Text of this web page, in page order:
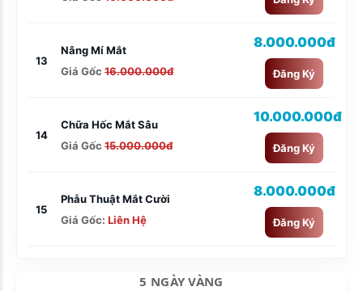
13
Nâng Mí Mắt
Giá Gốc 16.000.000đ
8.000.000đ
Đăng Ký
14
Chữa Hốc Mắt Sâu
Giá Gốc 15.000.000đ
10.000.000đ
Đăng Ký
15
Phẫu Thuật Mắt Cười
Giá Gốc: Liên Hệ
8.000.000đ
Đăng Ký
5 NGÀY VÀNG